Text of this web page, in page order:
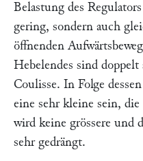
Belastung des
gering, sondern auch
öffnenden
Hebelendes sind doppelt
Coulisse. In Folge
eine sehr kleine sein,
wird keine grössere und
sehr gedrängt.